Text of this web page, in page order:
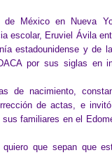
México en Nueva
escolar, Eruviel Ávila
estadounidense y de
por sus siglas en
de nacimiento,
de actas, e
familiares en el
que sepan que